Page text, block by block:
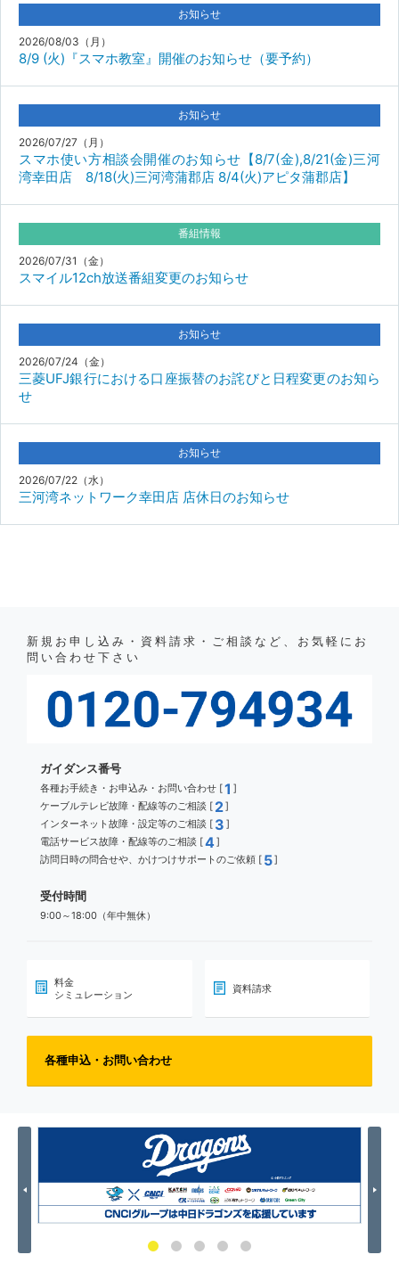
お知らせ
2026/08/03（月）
8/9 (火)『スマホ教室』開催のお知らせ（要予約）
お知らせ
2026/07/27（月）
スマホ使い方相談会開催のお知らせ【8/7(金),8/21(金)三河
湾幸田店 8/18(火)三河湾蒲郡店 8/4(火)アピタ蒲郡店】
番組情報
2026/07/31（金）
スマイル12ch放送番組変更のお知らせ
お知らせ
2026/07/24（金）
三菱UFJ銀行における口座振替のお詫びと日程変更のお知ら
せ
お知らせ
2026/07/22（水）
三河湾ネットワーク幸田店 店休日のお知らせ
新規お申し込み・資料請求・ご相談など、お気軽にお
問い合わせ下さい
ガイダンス番号
各種お手続き・お申込み・お問い合わせ [1 ]
ケーブルテレビ故障・配線等のご相談 [ 2]
インターネット故障・設定等のご相談 [ 3 ]
電話サービス故障・配線等のご相談 [4]
訪問日時の問合せや、かけつけサポートのご依頼 [ 5]
受付時間
9:00～18:00（年中無休）
料金
シミュレーション
資料請求
各種申込・お問い合わせ
Previous Next